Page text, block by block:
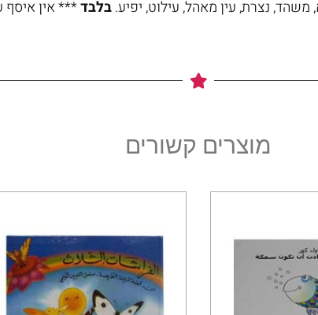
נצרת, עין מאהל, עילוט, יפיע.בלבד*** אין איסף
מוצרים קשורים